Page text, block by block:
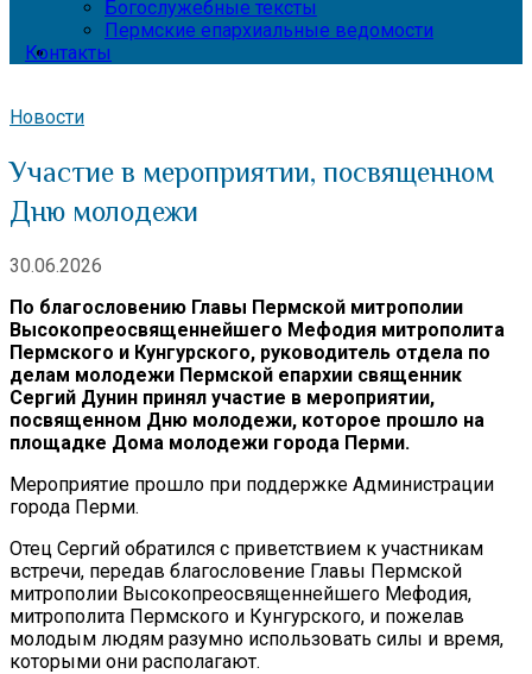
Богослужебные тексты
Пермские епархиальные ведомости
Контакты
Новости
Участие в мероприятии, посвященном
Дню молодежи
30.06.2026
По благословению Главы Пермской митрополии
Высокопреосвященнейшего Мефодия митрополита
Пермского и Кунгурского, руководитель отдела по
делам молодежи Пермской епархии священник
Сергий Дунин принял участие в мероприятии,
посвященном Дню молодежи, которое прошло на
площадке Дома молодежи города Перми.
Мероприятие прошло при поддержке Администрации
города Перми.
Отец Сергий обратился с приветствием к участникам
встречи, передав благословение Главы Пермской
митрополии Высокопреосвященнейшего Мефодия,
митрополита Пермского и Кунгурского, и пожелав
молодым людям разумно использовать силы и время,
которыми они располагают.